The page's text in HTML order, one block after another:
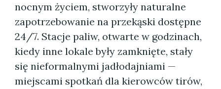
nocnym życiem, stworzyły naturalne
zapotrzebowanie na przekąski dostępne
24/7. Stacje paliw, otwarte w godzinach,
kiedy inne lokale były zamknięte, stały
się nieformalnymi jadłodajniami —
miejscami spotkań dla kierowców tirów,